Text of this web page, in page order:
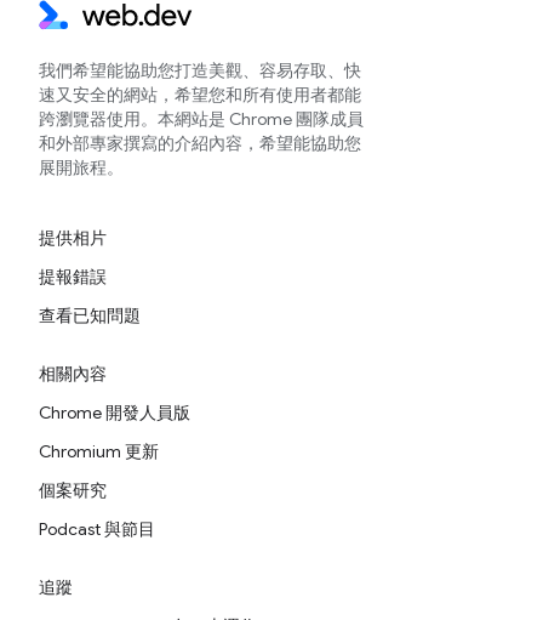
我們希望能協助您打造美觀、容易存取、快
速又安全的網站，希望您和所有使用者都能
跨瀏覽器使用。本網站是 Chrome 團隊成員
和外部專家撰寫的介紹內容，希望能協助您
展開旅程。
提供相片
提報錯誤
查看已知問題
相關內容
Chrome 開發人員版
Chromium 更新
個案研究
Podcast 與節目
追蹤